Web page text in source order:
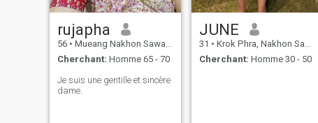
rujapha
56 • Mueang Nakhon Sawan, Nakhon Sawan, Thailande
Cherchant: Homme 65 - 70
Je suis une gentille et sincère
dame.
JUNE
31 • Krok Phra, Nakhon Sawan, Thailande
Cherchant: Homme 30 - 50